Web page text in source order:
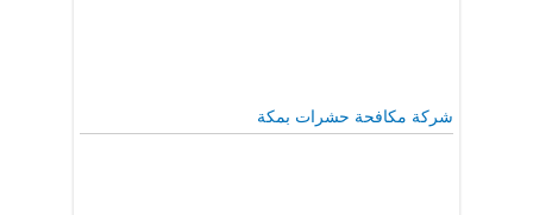
شركة مكافحة حشرات بمكة